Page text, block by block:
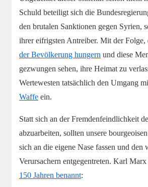
Schuld beteiligt sich die
den brutalen Sanktionen gegen Syrien,
ihrer eifrigsten Antreiber. Mit der Folge,
der Bevölkerung hungern und diese
gezwungen sehen, ihre Heimat zu
Wertewesten tatsächlich den Umgang
Waffe ein.
Statt sich an der Fremdenfeindlichkeit
abzuarbeiten, sollten unsere
sich an die eigene Nase fassen und den
Verursachern entgegentreten. Karl Marx
150 Jahren benannt: